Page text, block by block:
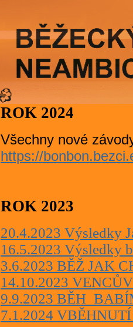
ROK 2024
Všechny nové
https://
ROK 2023
20.4.2023 Výsledky
16.5.2023 Výsledky
3.6.2023 BĚŽ JAK
14.10.2023
9.9.2023
7.1.2024